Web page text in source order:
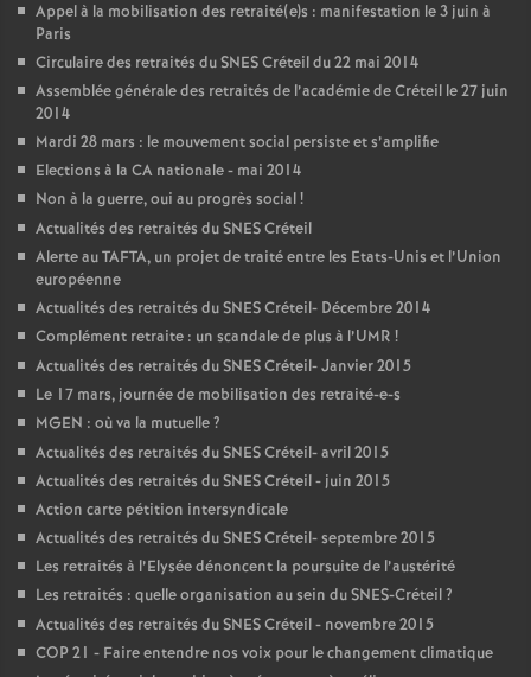
Appel à la mobilisation des retraité(e)s : manifestation le 3 juin à
Paris
Circulaire des retraités duSNESCréteil du 22 mai 2014
Assemblée générale des retraités de l’académie de Créteil le 27 juin
2014
Mardi 28 mars : le mouvement social persiste et s’amplifie
Elections à la CA nationale - mai 2014
Non à la guerre, oui au progrès social!
Actualités des retraités duSNESCréteil
Alerte auTAFTA, un projet de traité entre les Etats-Unis et l’Union
européenne
Actualités des retraités duSNESCréteil- Décembre 2014
Complément retraite : un scandale de plus à l’UMR !
Actualités des retraités duSNESCréteil- Janvier 2015
Le 17 mars, journée de mobilisation des retraité-e-s
MGEN : où va la mutuelle?
Actualités des retraités duSNESCréteil- avril 2015
Actualités des retraités duSNESCréteil - juin 2015
Action carte pétition intersyndicale
Actualités des retraités duSNESCréteil- septembre 2015
Les retraités à l’Elysée dénoncent la poursuite de l’austérité
Les retraités : quelle organisation au sein duSNES-Créteil?
Actualités des retraités duSNESCréteil - novembre 2015
COP21 - Faire entendre nos voix pour le changement climatique